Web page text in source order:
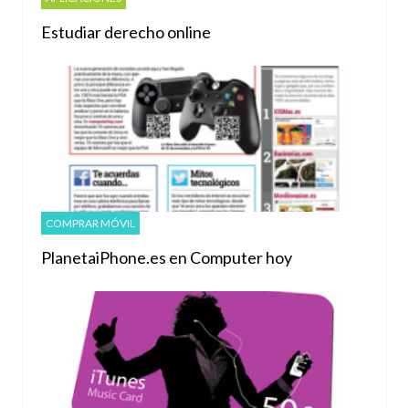
Estudiar derecho online
COMPRAR MÓVIL
PlanetaiPhone.es en Computer hoy